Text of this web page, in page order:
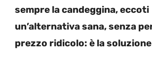
sempre la candeggina, eccoti
un’alternativa sana, senza
prezzo ridicolo: è la